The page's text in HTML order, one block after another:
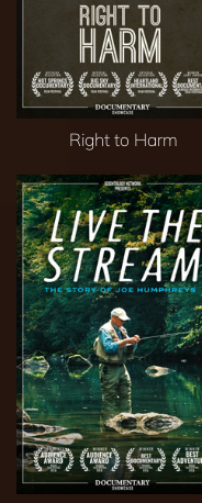
Right to Harm